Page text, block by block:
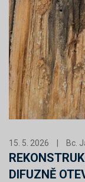
15. 5. 2026 Bc.
DIFUZNĚ